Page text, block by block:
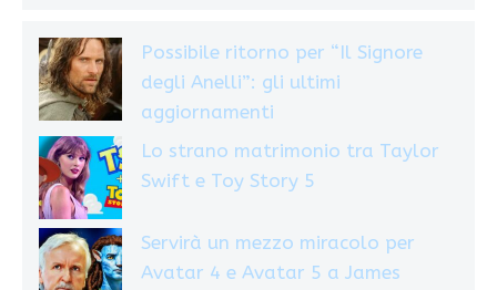
Possibile ritorno per “Il Signore
degli Anelli”: gli ultimi
aggiornamenti
Lo strano matrimonio tra Taylor
Swift e Toy Story 5
Servirà un mezzo miracolo per
Avatar 4 e Avatar 5 a James